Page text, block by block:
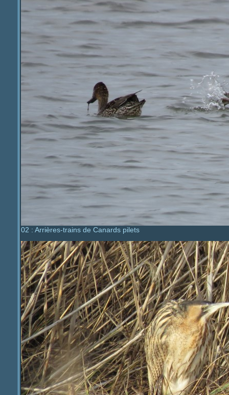
02 : Arrières-trains de Canards pilets